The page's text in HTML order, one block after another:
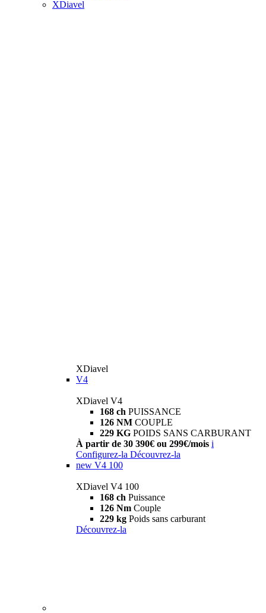
XDiavel
XDiavel
V4
XDiavel V4
168 ch PUISSANCE
126 NM COUPLE
229 KG POIDS SANS CARBURANT
À partir de 30 390€ ou 299€/mois i
Configurez-la Découvrez-la
new V4 100
XDiavel V4 100
168 ch Puissance
126 Nm Couple
229 kg Poids sans carburant
Découvrez-la